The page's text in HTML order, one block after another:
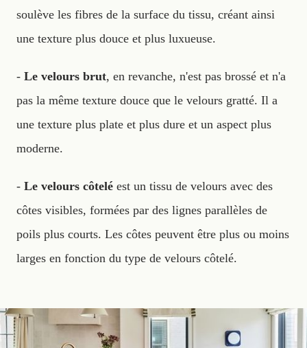
soulève les fibres de la surface du tissu, créant ainsi
une texture plus douce et plus luxueuse.
- Le velours brut, en revanche, n'est pas brossé et n'a
pas la même texture douce que le velours gratté. Il a
une texture plus plate et plus dure et un aspect plus
moderne.
- Le velours côtelé est un tissu de velours avec des
côtes visibles, formées par des lignes parallèles de
poils plus courts. Les côtes peuvent être plus ou moins
larges en fonction du type de velours côtelé.